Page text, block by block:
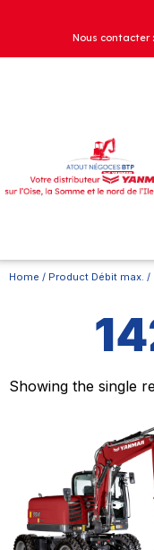
Nous contacter
Home / Product Débit max. /
Showing the single